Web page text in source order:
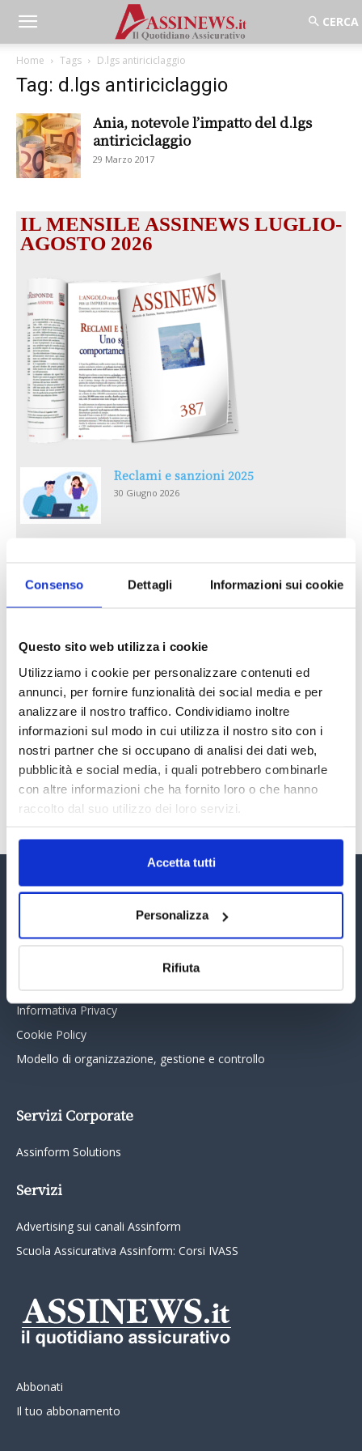
Consenso Dettagli Informazioni sui cookie
Questo sito web utilizza i cookie
Utilizziamo i cookie per personalizzare contenuti ed
annunci, per fornire funzionalità dei social media e per
analizzare il nostro traffico. Condividiamo inoltre
informazioni sul modo in cui utilizza il nostro sito con i
nostri partner che si occupano di analisi dei dati web,
pubblicità e social media, i quali potrebbero combinarle
con altre informazioni che ha fornito loro o che hanno
raccolto dal suo utilizzo dei loro servizi.
Accetta tutti
Personalizza
Rifiuta
Home Tags D.lgs antiriciclaggio
Tag: d.lgs antiriciclaggio
Ania, notevole l’impatto del d.lgs
antiriciclaggio
29 Marzo 2017
IL MENSILE ASSINEWS LUGLIO-
AGOSTO 2026
Reclami e sanzioni 2025
30 Giugno 2026
30 Giugno 2026
30 Giugno 2026
PREMI 2025. I TOP TEN
30 Giugno 2026
TUTTI GLI ARTICOLI DEL MESE
Assinform Editore
Chi siamo
Collabora con noi
Informativa Privacy
Cookie Policy
Modello di organizzazione, gestione e controllo
Servizi Corporate
Assinform Solutions
Servizi
Advertising sui canali Assinform
Scuola Assicurativa Assinform: Corsi IVASS
Abbonati
Il tuo abbonamento